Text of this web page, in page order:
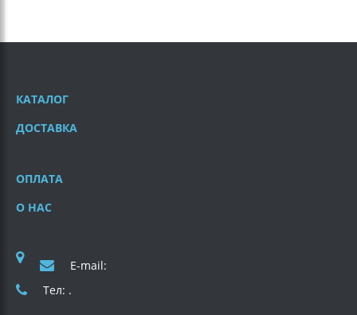
КАТАЛОГ
ДОСТАВКА
ОПЛАТА
О НАС
E-mail:
Тел: .